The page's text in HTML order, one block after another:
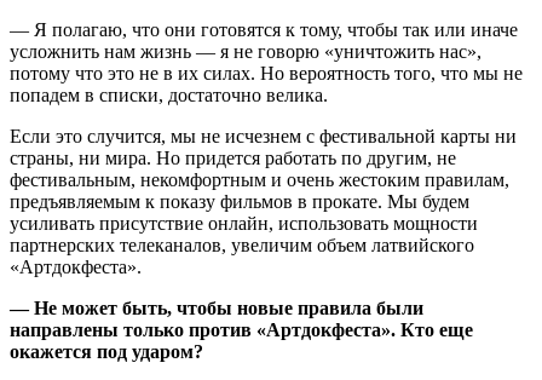
— Я полагаю, что они готовятся к тому, чтобы так или иначе
усложнить нам жизнь — я не говорю «уничтожить нас»,
потому что это не в их силах. Но вероятность того, что мы не
попадем в списки, достаточно велика.
Если это случится, мы не исчезнем с фестивальной карты ни
страны, ни мира. Но придется работать по другим, не
фестивальным, некомфортным и очень жестоким правилам,
предъявляемым к показу фильмов в прокате. Мы будем
усиливать присутствие онлайн, использовать мощности
партнерских телеканалов, увеличим объем латвийского
«Артдокфеста».
— Не может быть, чтобы новые правила были
направлены только против «Артдокфеста». Кто еще
окажется под ударом?